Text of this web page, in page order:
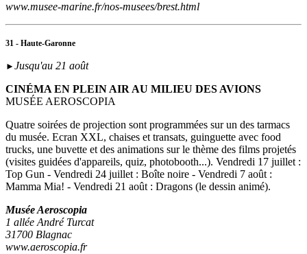
www.musee-marine.fr/nos-musees/brest.html
31 - Haute-Garonne
► Jusqu'au 21 août
CINÉMA EN PLEIN AIR AU MILIEU DES AVIONS
MUSÉE AEROSCOPIA
Quatre soirées de projection sont programmées sur un des tarmacs
du musée. Ecran XXL, chaises et transats, guinguette avec food
trucks, une buvette et des animations sur le thème des films projetés
(visites guidées d'appareils, quiz, photobooth...). Vendredi 17 juillet :
Top Gun - Vendredi 24 juillet : Boîte noire - Vendredi 7 août :
Mamma Mia! - Vendredi 21 août : Dragons (le dessin animé).
Musée Aeroscopia
1 allée André Turcat
31700 Blagnac
www.aeroscopia.fr